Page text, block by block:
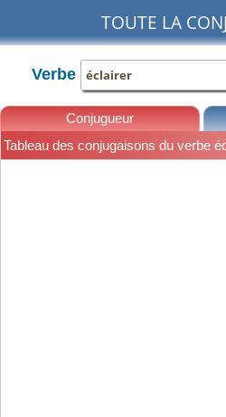
TOUTE LA
Verbe
Conjugueur
Tableau des conjugaisons du verbe